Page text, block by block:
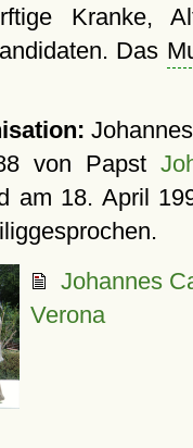
Kranke,
Das
von Papst
am 18. April
Johannes
Verona